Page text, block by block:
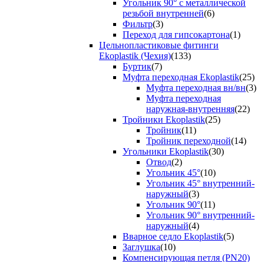
Угольник 90° с металлической
резьбой внутренней(6)
Фильтр(3)
Переход для гипсокартона(1)
Цельнопластиковые фитинги
Ekoplastik (Чехия)(133)
Буртик(7)
Муфта переходная Ekoplastik(25)
Муфта переходная вн/вн(3)
Муфта переходная
наружная-внутренняя(22)
Тройники Ekoplastik(25)
Тройник(11)
Тройник переходной(14)
Угольники Ekoplastik(30)
Отвод(2)
Угольник 45°(10)
Угольник 45° внутренний-
наружный(3)
Угольник 90°(11)
Угольник 90° внутренний-
наружный(4)
Вварное седло Ekoplastik(5)
Заглушка(10)
Компенсирующая петля (PN20)